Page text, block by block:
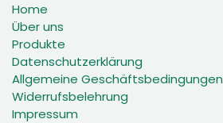
Home
Über uns
Produkte
Datenschutzerklärung
Allgemeine Geschäftsbedingungen
Widerrufsbelehrung
Impressum